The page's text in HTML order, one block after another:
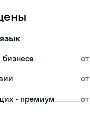
бизнеса
- премиум